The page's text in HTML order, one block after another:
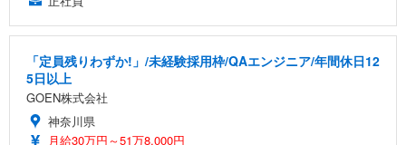
「定員残りわずか!」/未経験採用枠/QAエンジニア/年間休日12
5日以上
GOEN株式会社
神奈川県
月給30万円～51万8,000円